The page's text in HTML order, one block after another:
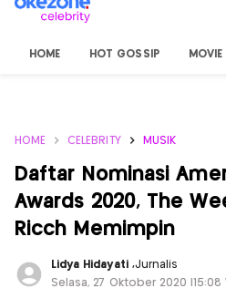
HOME HOT GOSSIP MOVIE
HOME CELEBRITY MUSIK
Daftar Nominasi
Awards 2020, The
Ricch Memimpin
Lidya Hidayati ,Jurnalis
Selasa, 27 Oktober 2020 |15:08